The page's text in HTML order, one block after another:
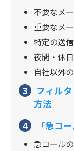
不要なメ
重要なメ
特定の送
夜間・休
自社以外
フィル
方法
「急コ
急コール